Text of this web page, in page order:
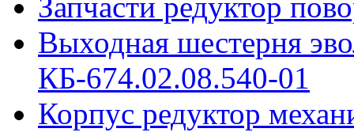
Выходная шестерня
КБ-674.02.08.540-01
Корпус редуктор